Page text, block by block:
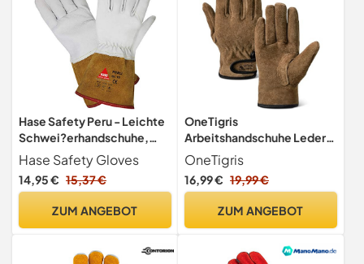
Hase Safety Peru - Leichte
Schwei?erhandschuhe,
EN388 ,EN420, EN407 -
Handschuhe zum Schwei?
en, Gr??e: M
Hase Safety Gloves
14,95 € 15,37 €
ZUM ANGEBOT
OneTigris
Arbeitshandschuhe Leder
für Herren,
Schweißhandschuhe,
25x12 cm
OneTigris
16,99 € 19,99 €
ZUM ANGEBOT